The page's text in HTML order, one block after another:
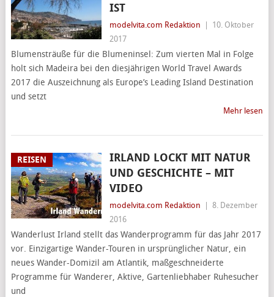
IST
modelvita.com Redaktion
10. Oktober
2017
Blumensträuße für die Blumeninsel: Zum vierten Mal in Folge
holt sich Madeira bei den diesjährigen World Travel Awards
2017 die Auszeichnung als Europe’s Leading Island Destination
und setzt
Mehr lesen
REISEN
IRLAND LOCKT MIT NATUR
UND GESCHICHTE – MIT
VIDEO
modelvita.com Redaktion
8. Dezember
2016
Wanderlust Irland stellt das Wanderprogramm für das Jahr 2017
vor. Einzigartige Wander-Touren in ursprünglicher Natur, ein
neues Wander-Domizil am Atlantik, maßgeschneiderte
Programme für Wanderer, Aktive, Gartenliebhaber Ruhesucher
und